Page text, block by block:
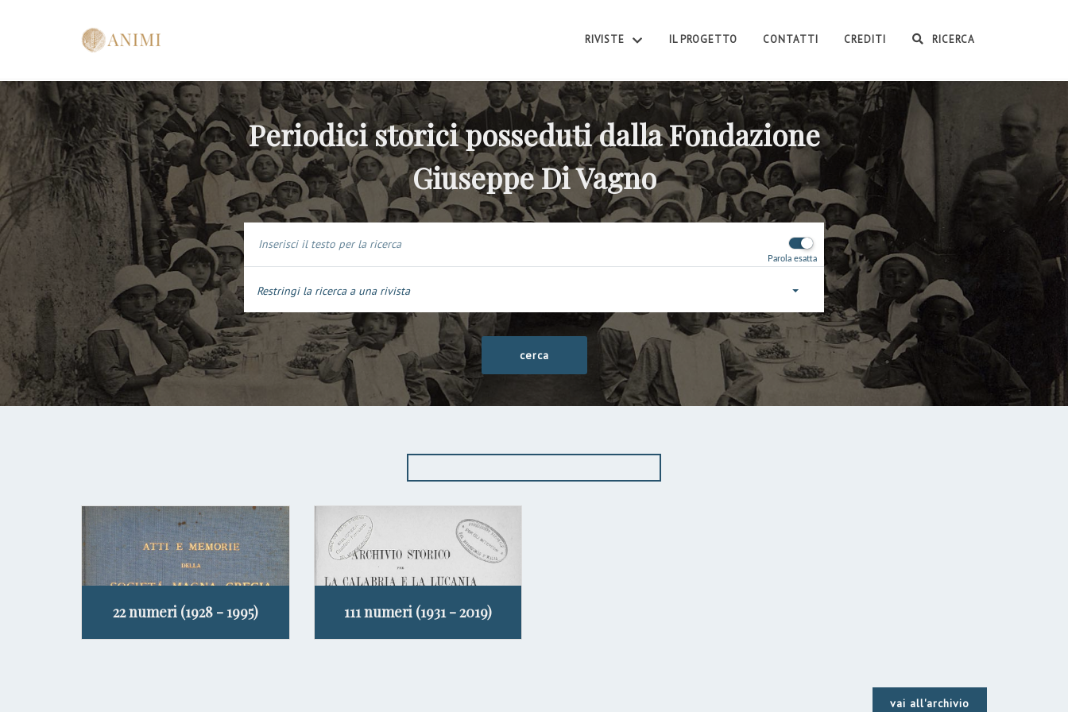
RIVISTE IL PROGETTO CONTATTI CREDITI RICERCA
Periodici storici posseduti dalla Fondazione
Giuseppe Di Vagno
Parola esatta
Restringi la ricerca a una rivista
22 numeri (1928 - 1995) 111 numeri (1931 - 2019)
vai all'archivio